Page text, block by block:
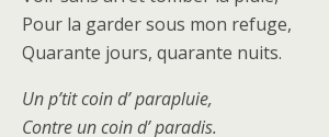
Pour la garder sous mon refuge,
Quarante jours, quarante nuits.
Un p’tit coin d’ parapluie,
Contre un coin d’ paradis.